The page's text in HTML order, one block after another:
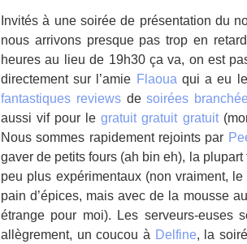
Invités à une soirée de présentation du
nous arrivons presque pas trop en
heures au lieu de 19h30 ça va, on est
directement sur l’amie Flaoua qui a eu
fantastiques reviewsdesoirées
aussi vif pour legratuit gratuit gratuit
Nous sommes rapidement rejoints par
gaver de petits fours (ah bin eh), la plupart
peu plus expérimentaux (non vraiment,
pain d’épices, mais avec de la mousse
étrange pour moi). Les serveurs-euses
allègrement, un coucou à Delfine, la